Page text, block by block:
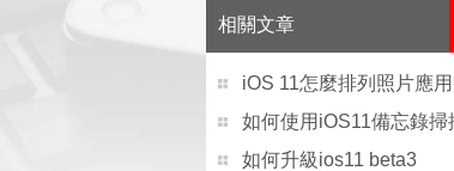
相關文章
如何升級ios11 beta3